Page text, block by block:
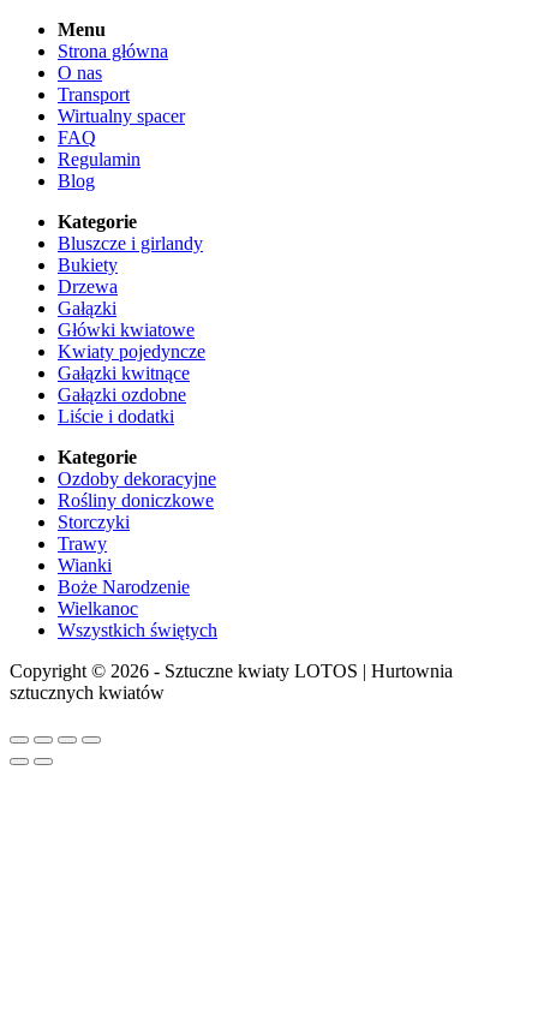
Menu
Strona główna
O nas
Transport
Wirtualny spacer
FAQ
Regulamin
Blog
Kategorie
Bluszcze i girlandy
Bukiety
Drzewa
Gałązki
Główki kwiatowe
Kwiaty pojedyncze
Gałązki kwitnące
Gałązki ozdobne
Liście i dodatki
Kategorie
Ozdoby dekoracyjne
Rośliny doniczkowe
Storczyki
Trawy
Wianki
Boże Narodzenie
Wielkanoc
Wszystkich świętych
Copyright © 2026 - Sztuczne kwiaty LOTOS | Hurtownia
sztucznych kwiatów